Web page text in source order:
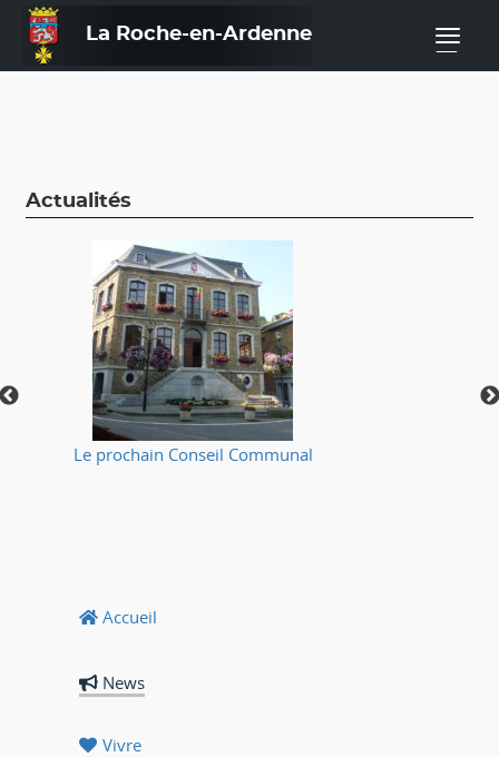
La Roche-en-Ardenne —
Actualités
Le prochain Conseil Communal
Accueil
News
Vivre